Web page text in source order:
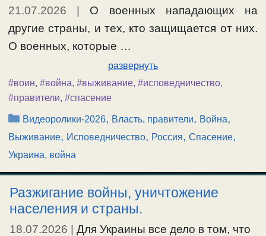
21.07.2026
О военных нападающих на
другие страны, и тех, кто защищается от них.
О военных, которые …
развернуть
#воин, #война, #выживание, #исповедничество,
#правители, #спасение
Рубрики
Видеоролики-2026, Власть, правители, Война,
Выживание, Исповедничество, Россия, Спасение,
Украина, война
Разжигание войны, уничтожение
населения и страны.
18.07.2026
Для Украины все дело в том, что